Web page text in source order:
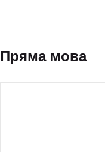
Пряма мова